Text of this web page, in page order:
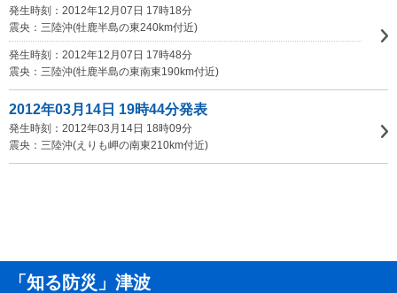
発生時刻：2012年12月07日 17時18分
震央：三陸沖(牡鹿半島の東240km付近)
発生時刻：2012年12月07日 17時48分
震央：三陸沖(牡鹿半島の東南東190km付近)
2012年03月14日 19時44分発表
発生時刻：2012年03月14日 18時09分
震央：三陸沖(えりも岬の南東210km付近)
「知る防災」津波